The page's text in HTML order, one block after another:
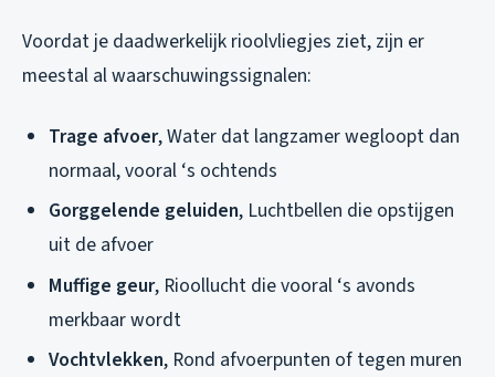
Voordat je daadwerkelijk rioolvliegjes ziet, zijn er
meestal al waarschuwingssignalen:
Trage afvoer, Water dat langzamer wegloopt dan
normaal, vooral ‘s ochtends
Gorggelende geluiden, Luchtbellen die opstijgen
uit de afvoer
Muffige geur, Rioollucht die vooral ‘s avonds
merkbaar wordt
Vochtvlekken, Rond afvoerpunten of tegen muren